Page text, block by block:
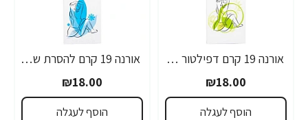
אורנה 19 קרם דפילטור לעור רגיש 80 גרם
₪18.00
הוסף לעגלה
אורנה 19 קרם להסרת שיער לקו הביקיני 90 מ"ל
₪18.00
הוסף לעגלה